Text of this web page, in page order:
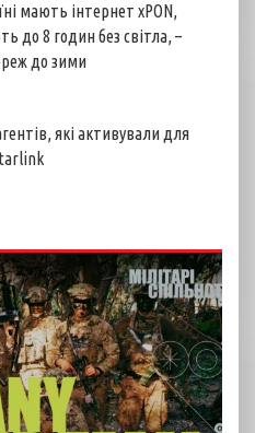
мають інтернет xPON,
до 8 годин без світла, –
до зими
які активували для